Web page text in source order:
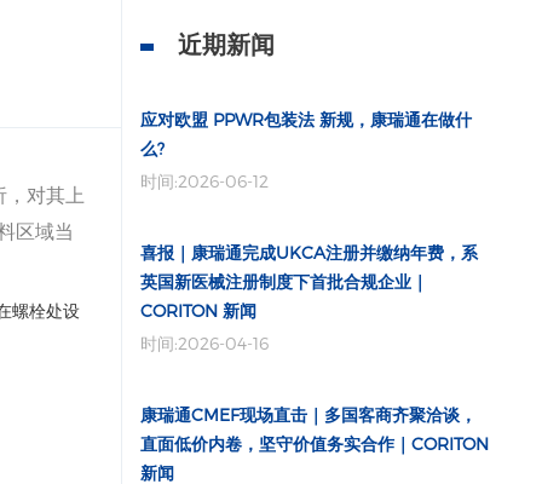
对其上
区域当
螺栓处设
近期新闻
应对欧盟 PPWR包装法 新规，康瑞通在做什
么?
时间:2026-06-12
喜报｜康瑞通完成UKCA注册并缴纳年费，系
英国新医械注册制度下首批合规企业｜
CORITON 新闻
时间:2026-04-16
康瑞通CMEF现场直击｜多国客商齐聚洽谈，
直面低价内卷，坚守价值务实合作｜CORITON
新闻